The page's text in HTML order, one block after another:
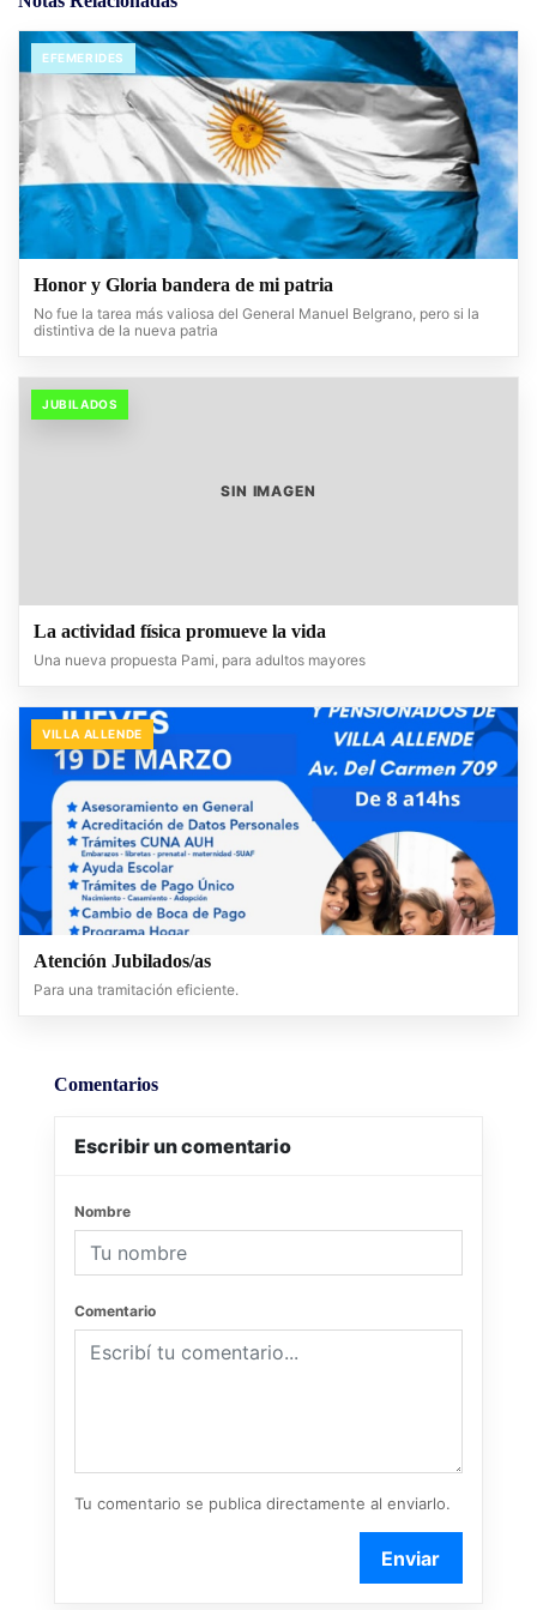
EFEMERIDES
Honor y Gloria bandera de mi patria
No fue la tarea más valiosa del General Manuel Belgrano, pero si la
distintiva de la nueva patria
JUBILADOS
SIN IMAGEN
La actividad física promueve la vida
Una nueva propuesta Pami, para adultos mayores
VILLA ALLENDE
Atención Jubilados/as
Para una tramitación eficiente.
Comentarios
Escribir un comentario
Nombre
Comentario
Tu comentario se publica directamente al enviarlo.
Enviar